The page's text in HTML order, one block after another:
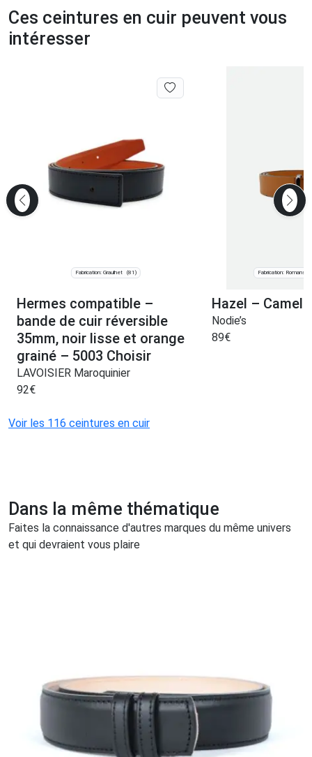
Ces ceintures en cuir peuvent vous
intéresser
Fabrication: Graulhet (81)
Hermes compatible –
bande de cuir réversible
35mm, noir lisse et orange
grainé – 5003 Choisir
LAVOISIER Maroquinier
92€
Fabrication: Romans-
Hazel – Camel
Nodie’s
89€
Voir les 116 ceintures en cuir
Dans la même thématique
Faites la connaissance d'autres marques du même univers
et qui devraient vous plaire